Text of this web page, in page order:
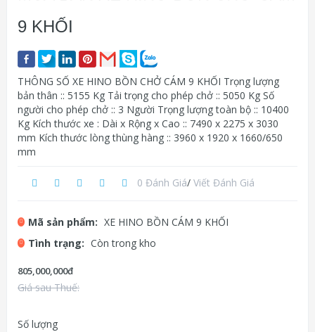
9 KHỐI
THÔNG SỐ XE HINO BỒN CHỞ CÁM 9 KHỐI Trọng lượng
bản thân :: 5155 Kg Tải trọng cho phép chở :: 5050 Kg Số
người cho phép chở :: 3 Người Trọng lượng toàn bộ :: 10400
Kg Kích thước xe : Dài x Rộng x Cao :: 7490 x 2275 x 3030
mm Kích thước lòng thùng hàng :: 3960 x 1920 x 1660/650
mm
0 Đánh Giá/ Viết Đánh Giá
Mã sản phẩm: XE HINO BỒN CÁM 9 KHỐI
Tình trạng: Còn trong kho
805,000,000đ
Giá sau Thuế:
Số lượng